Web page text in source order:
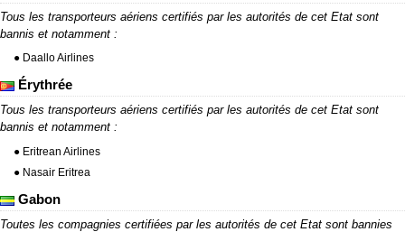
Tous les transporteurs aériens certifiés par les autorités de cet Etat sont
bannis et notamment :
● Daallo Airlines
Érythrée
Tous les transporteurs aériens certifiés par les autorités de cet Etat sont
bannis et notamment :
● Eritrean Airlines
● Nasair Eritrea
Gabon
Toutes les compagnies certifiées par les autorités de cet Etat sont bannies